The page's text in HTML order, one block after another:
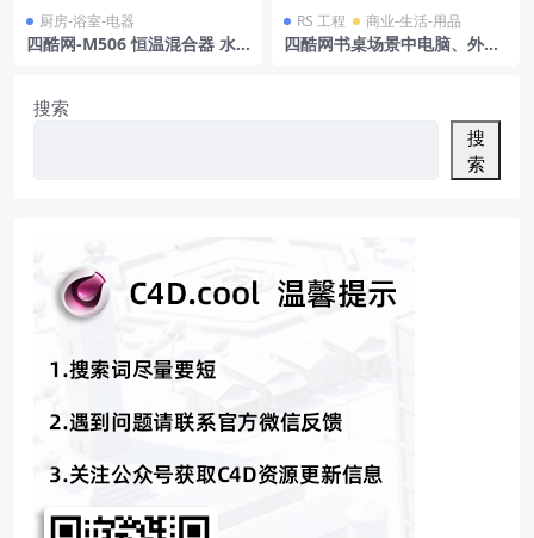
厨房-浴室-电器
四酷网-M506 恒温混合器 水
ms
RS 工程 商业-生活-用品
四酷网书桌场景中电脑、外
搜索
搜
索